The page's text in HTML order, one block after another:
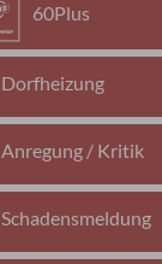
60Plus
Dorfheizung
Anregung / Kritik
Schadensmeldung